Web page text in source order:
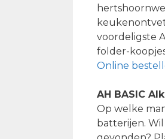
voordeligste
folder-
Online
AH BASIC
Op welke
batterijen. Wil